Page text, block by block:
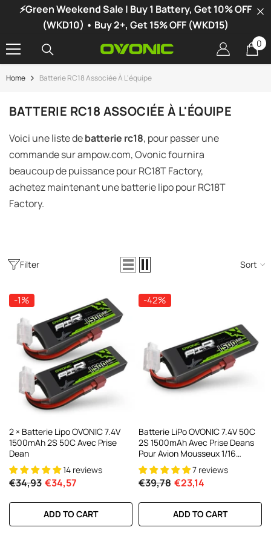
SKIP TO CONTENT
⚡Green Weekend Sale | Buy 1 Battery, Get 10% OFF
(WKD10) • Buy 2+, Get 15% OFF (WKD15)
00
Home Batterie RC18 Associée À L'équipe
BATTERIE RC18 ASSOCIÉE À L'ÉQUIPE
Voici une liste debatterie rc18, pour passer une
commande sur ampow.com, Ovonic fournira
beaucoup de puissance pour RC18T Factory,
achetez maintenant une batterie lipo pour RC18T
Factory.
-34%
LiPo Double Canal Ovonic X1
DC300Wx2 15A, Chargeur
21 reviews
€106,59
ADD TO CART
Filter Sort
-1%
2 × Batterie Lipo OVONIC 7.4V
1500mAh 2S 50C Avec Prise
Dean
14 reviews
€34,93 €34,57
ADD TO CART
-42%
Batterie LiPo OVONIC 7.4V 50C
2S 1500mAh Avec Prise Deans
Pour Avion Mousseux 1/16
Voiture
7 reviews
€39,78 €23,14
ADD TO CART